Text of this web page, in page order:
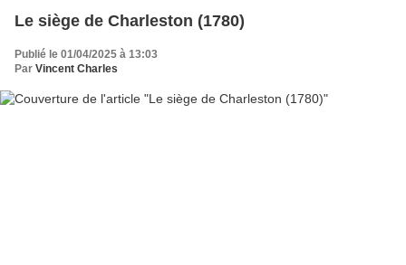
Le siège de Charleston (1780)
Publié le 01/04/2025 à 13:03
Par Vincent Charles